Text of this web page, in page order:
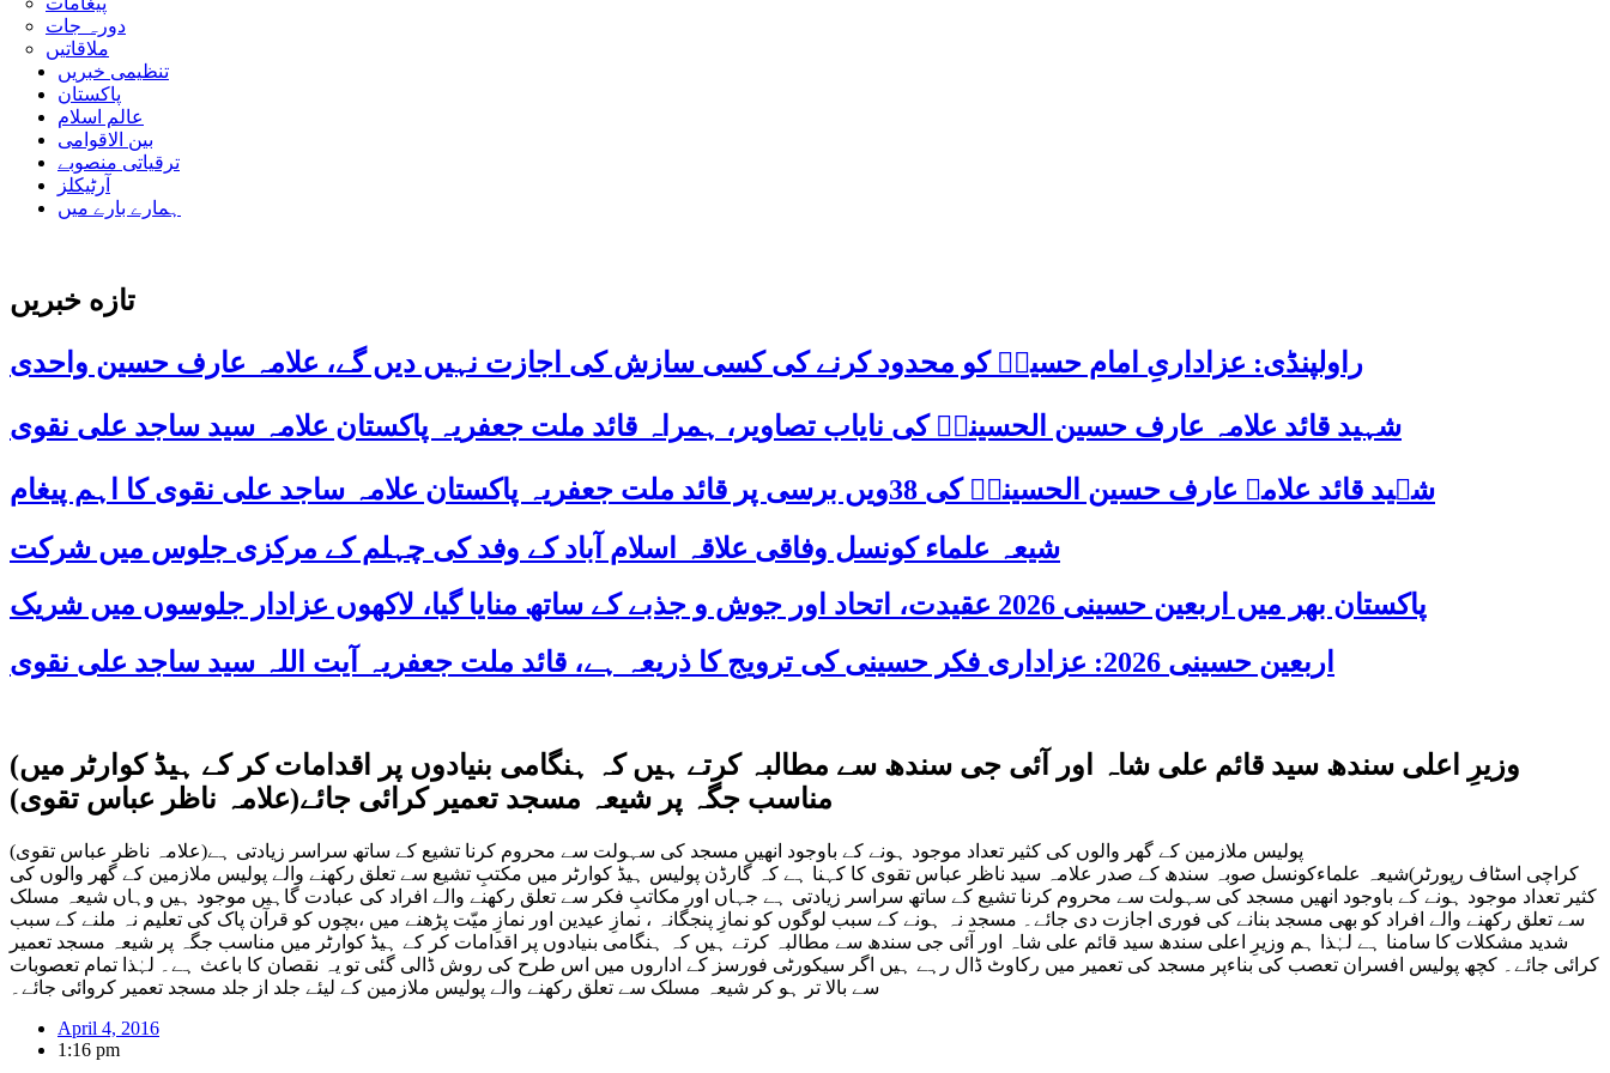
دورہ جات
ملاقاتیں
تنظیمی خبریں
پاکستان
عالم اسلام
بین الاقوامی
ترقیاتی منصوبے
آرٹیکلز
ہمارے بارے میں
تازه خبریں
راولپنڈی: عزاداریِ امام حسینؑ کو محدود کرنے کی کسی سازش کی اجازت نہیں دیں گے، علامہ عارف حسین واحدی
شہید قائد علامہ عارف حسین الحسینیؒ کی نایاب تصاویر، ہمراہ قائد ملت جعفریہ پاکستان علامہ سید ساجد علی نقوی
شہید قائد علامہ عارف حسین الحسینیؒ کی 38ویں برسی پر قائد ملت جعفریہ پاکستان علامہ ساجد علی نقوی کا اہم پیغام
شیعہ علماء کونسل وفاقی علاقہ اسلام آباد کے وفد کی چہلم کے مرکزی جلوس میں شرکت
پاکستان بھر میں اربعین حسینی 2026 عقیدت، اتحاد اور جوش و جذبے کے ساتھ منایا گیا، لاکھوں عزادار جلوسوں میں شریک
اربعین حسینی 2026: عزاداری فکر حسینی کی ترویج کا ذریعہ ہے، قائد ملت جعفریہ آیت اللہ سید ساجد علی نقوی
(وزیرِ اعلی سندھ سید قائم علی شاہ اور آئی جی سندھ سے مطالبہ کرتے ہیں کہ ہنگامی بنیادوں پر اقدامات کر کے ہیڈ کوارٹر میں
مناسب جگہ پر شیعہ مسجد تعمیر کرائی جائے(علامہ ناظر عباس تقوی)
پولیس ملازمین کے گھر والوں کی کثیر تعداد موجود ہونے کے باوجود انھیں مسجد کی سہولت سے محروم کرنا تشیع کے ساتھ سراسر زیادتی ہے(علامہ ناظر عباس تقوی)
کراچی اسٹاف رپورٹر)شیعہ علماءکونسل صوبہ سندھ کے صدر علامہ سید ناظر عباس تقوی کا کہنا ہے کہ گارڈن پولیس ہیڈ کوارٹر میں مکتبِ تشیع سے تعلق رکھنے والے پولیس ملازمین کے گھر والوں کی
کثیر تعداد موجود ہونے کے باوجود انھیں مسجد کی سہولت سے محروم کرنا تشیع کے ساتھ سراسر زیادتی ہے جہاں اور مکاتبِ فکر سے تعلق رکھنے والے افراد کی عبادت گاہیں موجود ہیں وہاں شیعہ مسلک
سے تعلق رکھنے والے افراد کو بھی مسجد بنانے کی فوری اجازت دی جائے۔ مسجد نہ ہونے کے سبب لوگوں کو نمازِ پنجگانہ ، نمازِ عیدین اور نمازِ میّت پڑھنے میں ،بچوں کو قرآن پاک کی تعلیم نہ ملنے کے سبب
شدید مشکلات کا سامنا ہے لہٰذا ہم وزیرِ اعلی سندھ سید قائم علی شاہ اور آئی جی سندھ سے مطالبہ کرتے ہیں کہ ہنگامی بنیادوں پر اقدامات کر کے ہیڈ کوارٹر میں مناسب جگہ پر شیعہ مسجد تعمیر
کرائی جائے۔ کچھ پولیس افسران تعصب کی بناءپر مسجد کی تعمیر میں رکاوٹ ڈال رہے ہیں اگر سیکورٹی فورسز کے اداروں میں اس طرح کی روش ڈالی گئی تو یہ نقصان کا باعث ہے۔ لہٰذا تمام تعصوبات
سے بالا تر ہو کر شیعہ مسلک سے تعلق رکھنے والے پولیس ملازمین کے لیئے جلد از جلد مسجد تعمیر کروائی جائے۔
April 4, 2016
1:16 pm